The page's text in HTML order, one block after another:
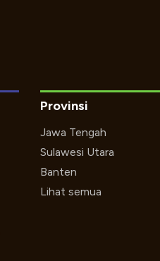
Provinsi
Jawa Tengah
Sulawesi Utara
Banten
Lihat semua